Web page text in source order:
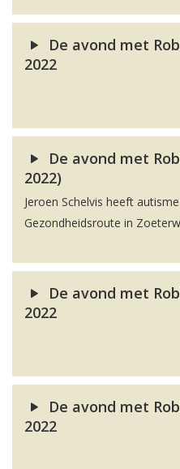
De avond met
2022
De avond met
2022)
Jeroen Schelvis heeft
Gezondheidsroute in
De avond met
2022
De avond met
2022